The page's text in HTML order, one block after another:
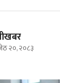
२०, २०८३